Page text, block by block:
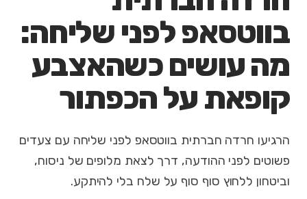
בווטסאפ לפני שליחה:
מה עושים כשהאצבע
קופאת על הכפתור
הרגיעו חרדה חברתית בווטסאפ לפני שליחה עם צעדים
פשוטים לפני ההודעה, דרך לצאת מלופים של ניסוח,
וביטחון ללחוץ סוף סוף על שלח בלי להיתקע.